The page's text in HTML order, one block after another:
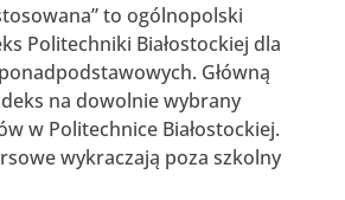
to ogólnopolski
Politechniki Białostockiej dla
Główną
na dowolnie wybrany
w Politechnice Białostockiej.
wykraczają poza szkolny